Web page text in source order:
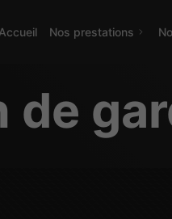
Accueil Nos prestations
de